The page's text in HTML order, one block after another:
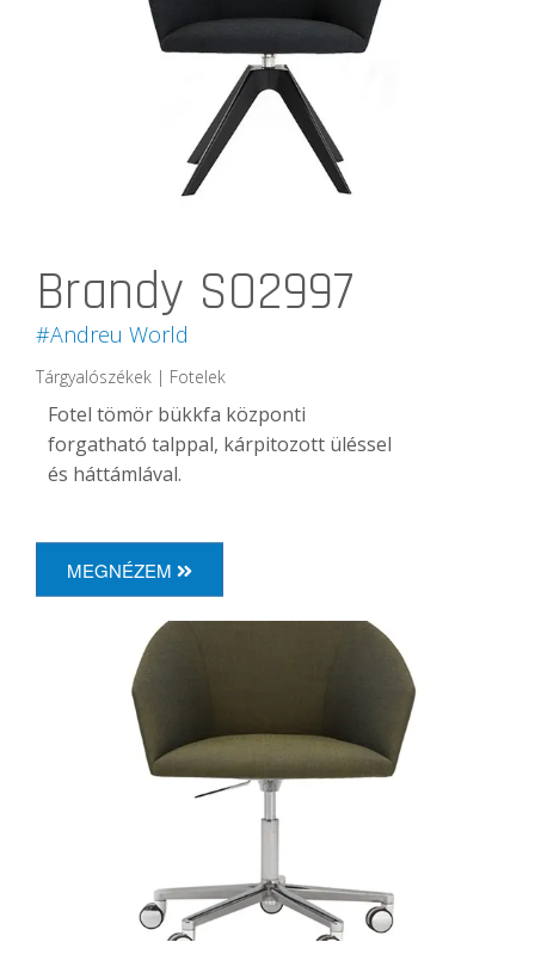
Brandy SO2997
#Andreu World
Tárgyalószékek | Fotelek
Fotel tömör bükkfa központi
forgatható talppal, kárpitozott üléssel
és háttámlával.
MEGNÉZEM